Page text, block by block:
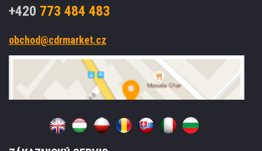
+420 773 484 483
obchod@cdrmarket.cz